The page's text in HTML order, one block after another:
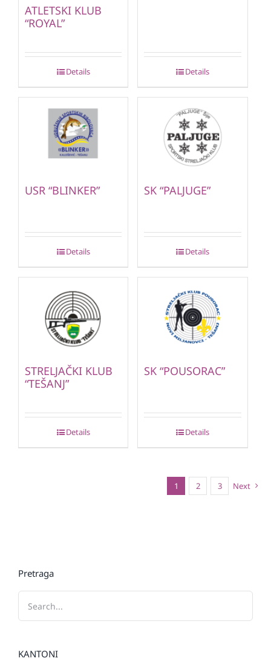
ATLETSKI KLUB
“ROYAL”
Details Details
USR “BLINKER”
Details
SK “PALJUGE”
Details
STRELJAČKI KLUB
“TEŠANJ”
Details
SK “POUSORAC”
Details
1 2 3 Next
Pretraga
KANTONI